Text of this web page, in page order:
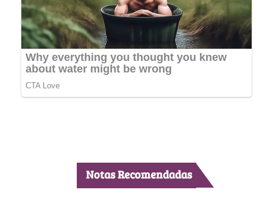
Notas Recomendadas